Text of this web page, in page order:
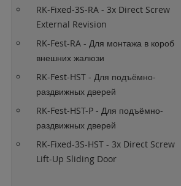
RK-Fixed-3S-RA - 3x Direct Screw
External Revision
RK-Fest-RA - Для монтажа в короб
внешних жалюзи
RK-Fest-HST - Для подъёмно-
раздвижных дверей
RK-Fest-HST-P - Для подъёмно-
раздвижных дверей
RK-Fixed-3S-HST - 3x Direct Screw
Lift-Up Sliding Door